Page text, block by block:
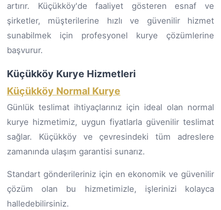
artırır. Küçükköy'de faaliyet gösteren esnaf ve
şirketler, müşterilerine hızlı ve güvenilir hizmet
sunabilmek için profesyonel kurye çözümlerine
başvurur.
Küçükköy Kurye Hizmetleri
Küçükköy Normal Kurye
Günlük teslimat ihtiyaçlarınız için ideal olan normal
kurye hizmetimiz, uygun fiyatlarla güvenilir teslimat
sağlar. Küçükköy ve çevresindeki tüm adreslere
zamanında ulaşım garantisi sunarız.
Standart gönderileriniz için en ekonomik ve güvenilir
çözüm olan bu hizmetimizle, işlerinizi kolayca
halledebilirsiniz.